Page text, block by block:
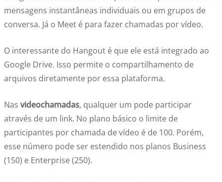
mensagens instantâneas individuais ou em grupos de
conversa. Já o Meet é para fazer chamadas por vídeo.
O interessante do Hangout é que ele está integrado ao
Google Drive. Isso permite o compartilhamento de
arquivos diretamente por essa plataforma.
Nas videochamadas, qualquer um pode participar
através de um link. No plano básico o limite de
participantes por chamada de vídeo é de 100. Porém,
esse número pode ser estendido nos planos Business
(150) e Enterprise (250).